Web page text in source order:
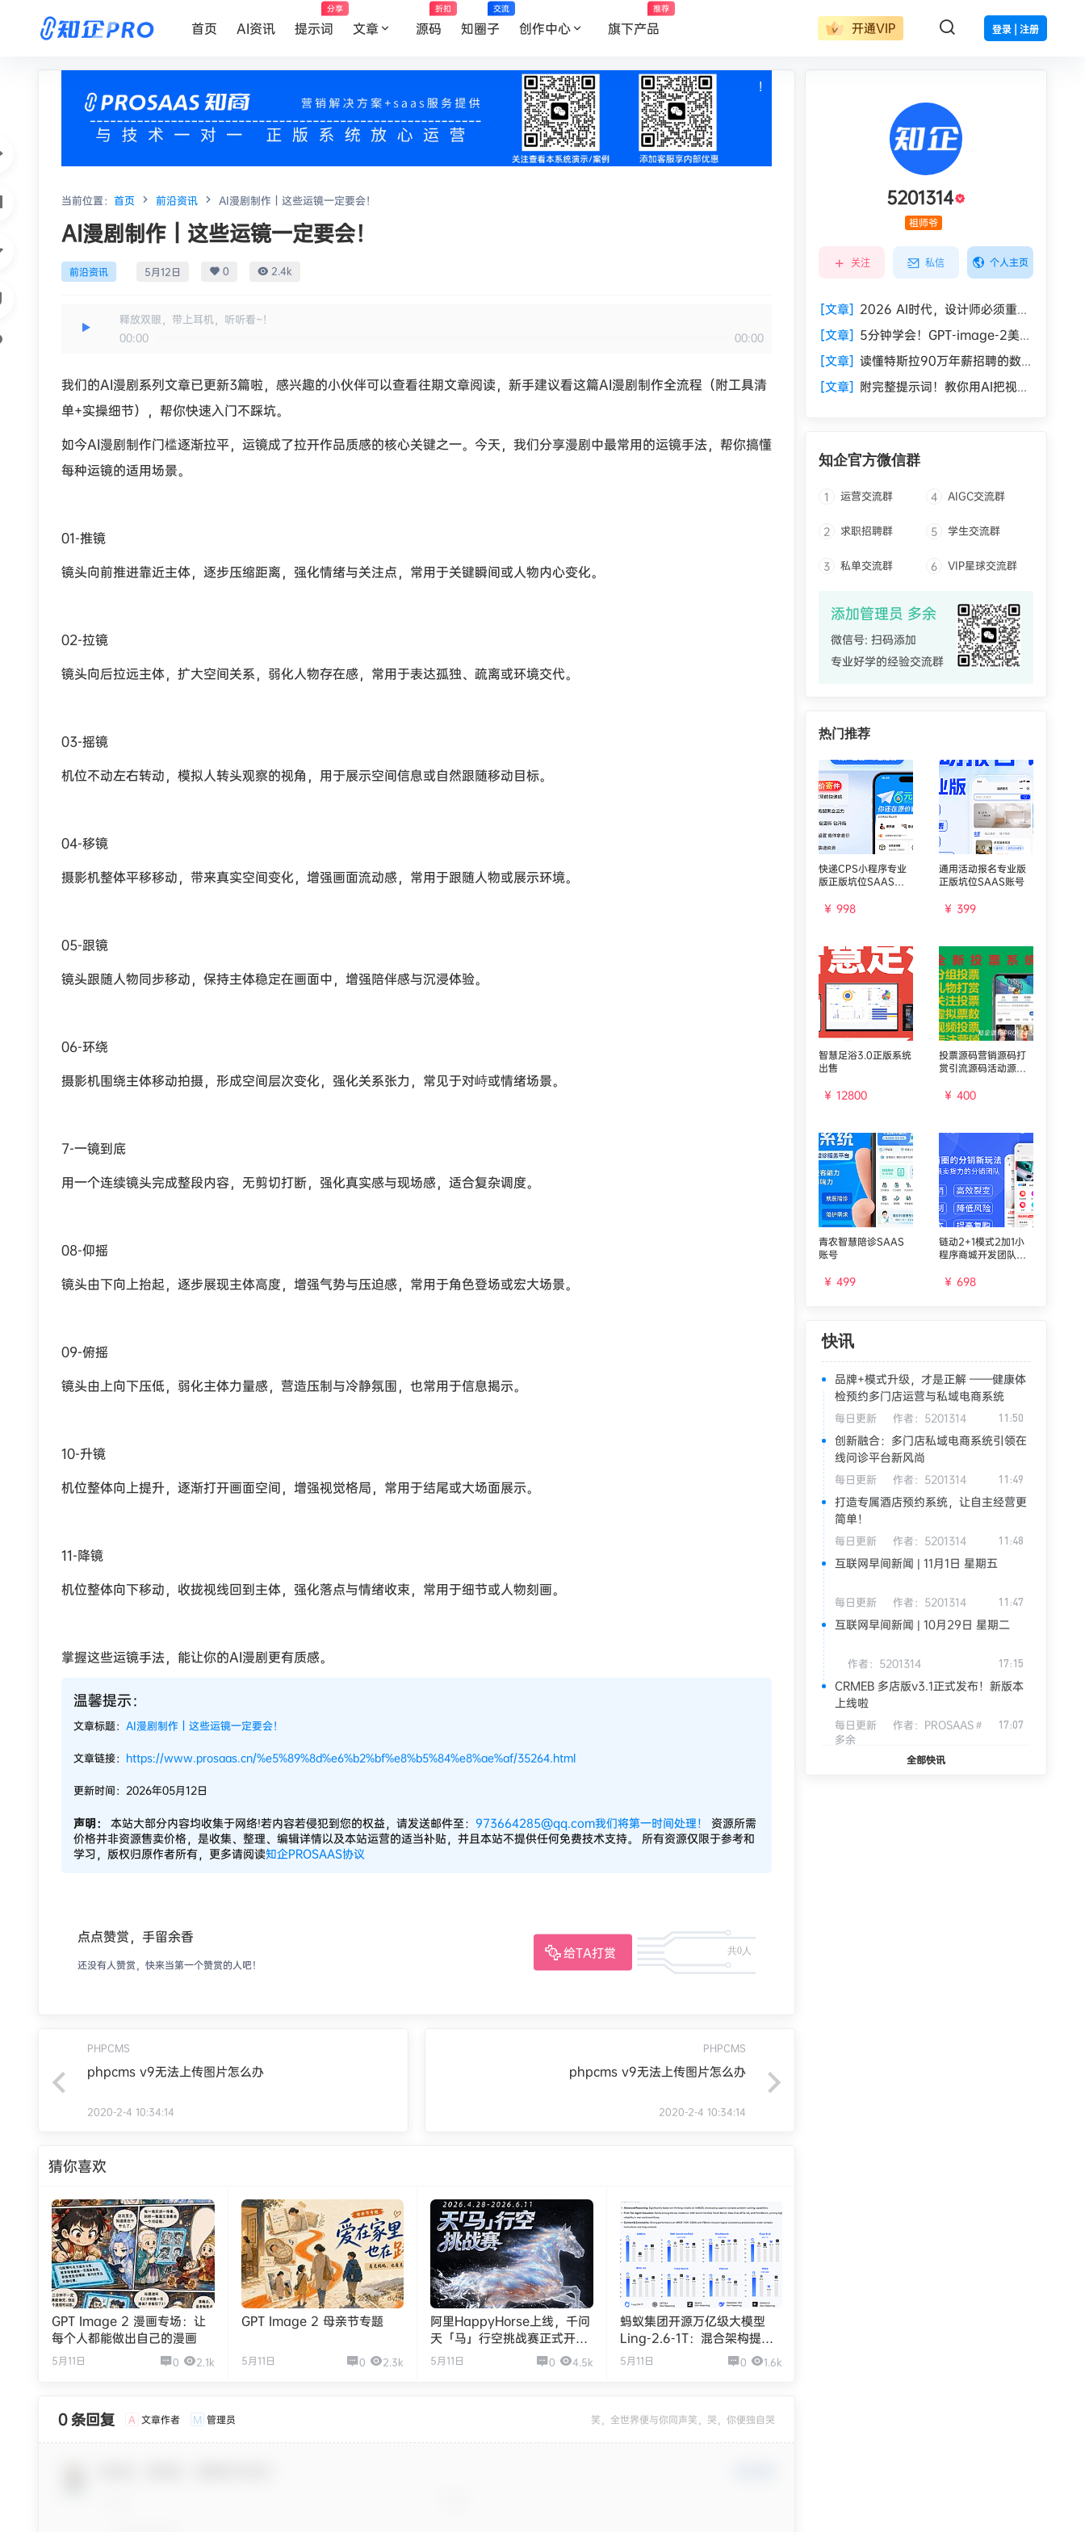
开通VIP 登录 | 注册
首页 AI资讯 提示词
分享
文章 源码
折扣
知圈子
交流
创作中心 旗下产品
推荐
!
当前位置： 首页 前沿资讯 AI漫剧制作｜这些运镜一定要会！
AI漫剧制作｜这些运镜一定要会！
前沿资讯 5月12日 0 2.4k
释放双眼，带上耳机，听听看~！
00:00
00:00
我们的AI漫剧系列文章已更新3篇啦，感兴趣的小伙伴可以查看往期文章阅读，新手建议看这篇AI漫剧制作全流程（附工具清
单+实操细节），帮你快速入门不踩坑。
如今AI漫剧制作门槛逐渐拉平，运镜成了拉开作品质感的核心关键之一。今天，我们分享漫剧中最常用的运镜手法，帮你搞懂
每种运镜的适用场景。
01-推镜
镜头向前推进靠近主体，逐步压缩距离，强化情绪与关注点，常用于关键瞬间或人物内心变化。
02-拉镜
镜头向后拉远主体，扩大空间关系，弱化人物存在感，常用于表达孤独、疏离或环境交代。
03-摇镜
机位不动左右转动，模拟人转头观察的视角，用于展示空间信息或自然跟随移动目标。
04-移镜
摄影机整体平移移动，带来真实空间变化，增强画面流动感，常用于跟随人物或展示环境。
05-跟镜
镜头跟随人物同步移动，保持主体稳定在画面中，增强陪伴感与沉浸体验。
06-环绕
摄影机围绕主体移动拍摄，形成空间层次变化，强化关系张力，常见于对峙或情绪场景。
7-一镜到底
用一个连续镜头完成整段内容，无剪切打断，强化真实感与现场感，适合复杂调度。
08-仰摇
镜头由下向上抬起，逐步展现主体高度，增强气势与压迫感，常用于角色登场或宏大场景。
09-俯摇
镜头由上向下压低，弱化主体力量感，营造压制与冷静氛围，也常用于信息揭示。
10-升镜
机位整体向上提升，逐渐打开画面空间，增强视觉格局，常用于结尾或大场面展示。
11-降镜
机位整体向下移动，收拢视线回到主体，强化落点与情绪收束，常用于细节或人物刻画。
掌握这些运镜手法，能让你的AI漫剧更有质感。
温馨提示：
文章标题： AI漫剧制作｜这些运镜一定要会！
文章链接： https://www.prosaas.cn/%e5%89%8d%e6%b2%bf%e8%b5%84%e8%ae%af/35264.html
更新时间：2026年05月12日
声明： 本站大部分内容均收集于网络!若内容若侵犯到您的权益，请发送邮件至： 973664285@qq.com我们将第一时间处理！
资源所需
价格并非资源售卖价格，是收集、整理、编辑详情以及本站运营的适当补贴，并且本站不提供任何免费技术支持。 所有资源仅限于参考和
学习，版权归原作者所有，更多请阅读知企PROSAAS协议
点点赞赏，手留余香
给TA打赏 共0人
还没有人赞赏，快来当第一个赞赏的人吧！
PHPCMS
phpcms v9无法上传图片怎么办
2020-2-4 10:34:14
PHPCMS
phpcms v9无法上传图片怎么办
2020-2-4 10:34:14
猜你喜欢
GPT Image 2 漫画专场：让
每个人都能做出自己的漫画
5月11日 0 2.1k
GPT Image 2 母亲节专题
5月11日 0 2.3k
阿里HappyHorse上线，千问
天「马」行空挑战赛正式开
启！
5月11日 0 4.5k
蚂蚁集团开源万亿级大模型
Ling-2.6-1T：混合架构提升
智效比，强化代码生成与
5月11日 0 1.6k
0 条回复 A 文章作者 M 管理员 笑，全世界便与你同声笑，哭，你便独自哭
5201314
祖师爷
关注 私信 个人主页
[文章] 2026 AI时代，设计师必须重建
的6项核心能力！
[文章] 5分钟学会！GPT-image-2美式
复古海报提示词教程
[文章] 读懂特斯拉90万年薪招聘的数
据标注员，才算看懂AI护城河在哪
[文章] 附完整提示词！教你用AI把视频
知企官方微信群
1 运营交流群
2 求职招聘群
3 私单交流群
4 AIGC交流群
5 学生交流群
6 VIP星球交流群
添加管理员 多余
微信号: 扫码添加
专业好学的经验交流群
热门推荐
快递CPS小程序专业
版正版坑位SAAS账
￥ 998
通用活动报名专业版
正版坑位SAAS账号
￥ 399
智慧足浴3.0正版系统
出售
￥ 12800
投票源码营销源码打
赏引流源码活动源码
码投票系统
￥ 400
青农智慧陪诊SAAS
账号
￥ 499
链动2+1模式2加1小
程序商城开发团队分
权分红
￥ 698
快讯
品牌+模式升级，才是正解 ——健康体
检预约多门店运营与私域电商系统
每日更新 作者： 5201314 11:50
创新融合：多门店私域电商系统引领在
线问诊平台新风尚
每日更新 作者： 5201314 11:49
打造专属酒店预约系统，让自主经营更
简单！
每日更新 作者： 5201314 11:48
互联网早间新闻 | 11月1日 星期五
每日更新 作者： 5201314 11:47
互联网早间新闻 | 10月29日 星期二
作者： 5201314 17:15
CRMEB 多店版v3.1正式发布！新版本
上线啦
每日更新 作者： PROSAAS＃
多余
17:07
全部快讯